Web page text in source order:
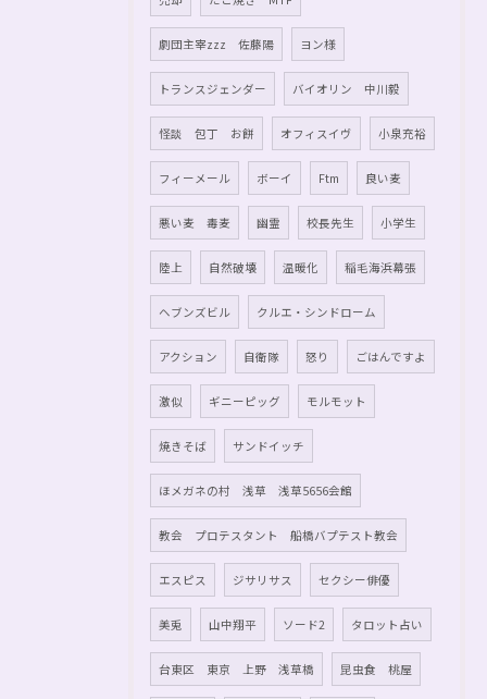
劇団主宰zzz 佐藤陽 ヨン様
トランスジェンダー バイオリン 中川毅
怪談 包丁 お餅 オフィスイヴ 小泉充裕
フィーメール ボーイ Ftm 良い麦
悪い麦 毒麦 幽霊 校長先生 小学生
陸上 自然破壊 温暖化 稲毛海浜幕張
ヘブンズビル クルエ・シンドローム
アクション 自衛隊 怒り ごはんですよ
激似 ギニーピッグ モルモット
焼きそば サンドイッチ
ほメガネの村 浅草 浅草5656会館
教会 プロテスタント 船橋バプテスト教会
エスピス ジサリサス セクシー俳優
美兎 山中翔平 ソード2 タロット占い
台東区 東京 上野 浅草橋 昆虫食 桃屋